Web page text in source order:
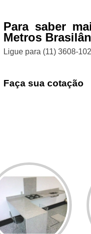
Para saber
Metros
Ligue para (11) 3608-
Faça sua cotação